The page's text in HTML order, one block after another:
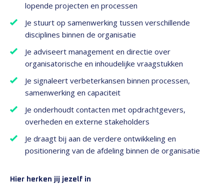
lopende projecten en processen
Je stuurt op samenwerking tussen verschillende
disciplines binnen de organisatie
Je adviseert management en directie over
organisatorische en inhoudelijke vraagstukken
Je signaleert verbeterkansen binnen processen,
samenwerking en capaciteit
Je onderhoudt contacten met opdrachtgevers,
overheden en externe stakeholders
Je draagt bij aan de verdere ontwikkeling en
positionering van de afdeling binnen de organisatie
Hier herken jij jezelf in